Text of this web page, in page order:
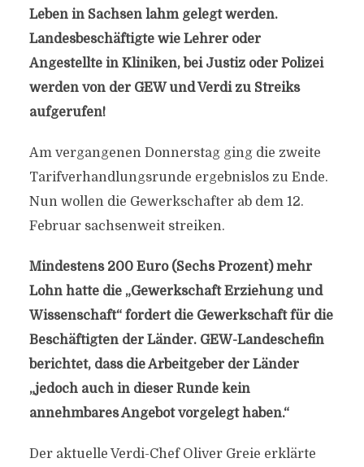
Leben in Sachsen lahm gelegt werden.
Landesbeschäftigte wie Lehrer oder
Angestellte in Kliniken, bei Justiz oder Polizei
werden von der GEW undVerdi zu Streiks
aufgerufen!
Am vergangenen Donnerstag ging die zweite
Tarifverhandlungsrunde ergebnislos zu Ende.
Nun wollen die Gewerkschafter ab dem 12.
Februar sachsenweit streiken.
Mindestens 200 Euro (Sechs Prozent) mehr
Lohn hatte die „Gewerkschaft Erziehung und
Wissenschaft“ fordert die Gewerkschaft für die
Beschäftigten der Länder. GEW-Landeschefin
berichtet, dass die Arbeitgeber der Länder
„jedoch auch in dieser Runde kein
annehmbares Angebot vorgelegt haben.“
Der aktuelle Verdi-Chef Oliver Greie erklärte